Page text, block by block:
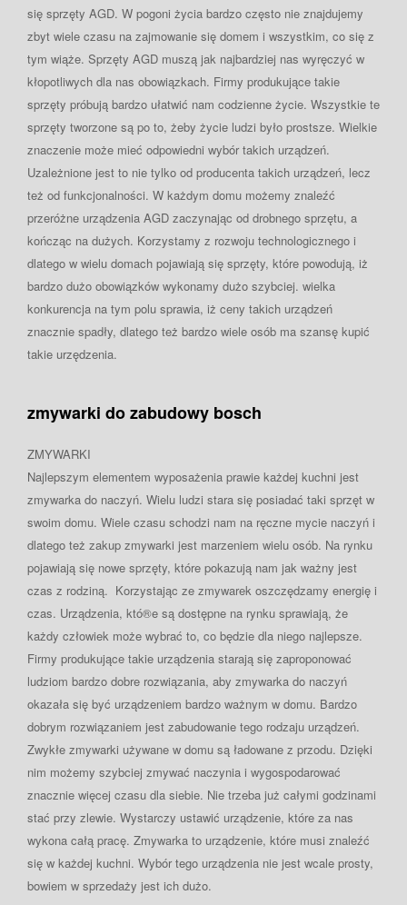
się sprzęty AGD. W pogoni życia bardzo często nie znajdujemy
zbyt wiele czasu na zajmowanie się domem i wszystkim, co się z
tym wiąże. Sprzęty AGD muszą jak najbardziej nas wyręczyć w
kłopotliwych dla nas obowiązkach. Firmy produkujące takie
sprzęty próbują bardzo ułatwić nam codzienne życie. Wszystkie te
sprzęty tworzone są po to, żeby życie ludzi było prostsze. Wielkie
znaczenie może mieć odpowiedni wybór takich urządzeń.
Uzależnione jest to nie tylko od producenta takich urządzeń, lecz
też od funkcjonalności. W każdym domu możemy znaleźć
przeróżne urządzenia AGD zaczynając od drobnego sprzętu, a
kończąc na dużych. Korzystamy z rozwoju technologicznego i
dlatego w wielu domach pojawiają się sprzęty, które powodują, iż
bardzo dużo obowiązków wykonamy dużo szybciej. wielka
konkurencja na tym polu sprawia, iż ceny takich urządzeń
znacznie spadły, dlatego też bardzo wiele osób ma szansę kupić
takie urzędzenia.
zmywarki do zabudowy bosch
ZMYWARKI
Najlepszym elementem wyposażenia prawie każdej kuchni jest
zmywarka do naczyń. Wielu ludzi stara się posiadać taki sprzęt w
swoim domu. Wiele czasu schodzi nam na ręczne mycie naczyń i
dlatego też zakup zmywarki jest marzeniem wielu osób. Na rynku
pojawiają się nowe sprzęty, które pokazują nam jak ważny jest
czas z rodziną. Korzystając ze zmywarek oszczędzamy energię i
czas. Urządzenia, któ®e są dostępne na rynku sprawiają, że
każdy człowiek może wybrać to, co będzie dla niego najlepsze.
Firmy produkujące takie urządzenia starają się zaproponować
ludziom bardzo dobre rozwiązania, aby zmywarka do naczyń
okazała się być urządzeniem bardzo ważnym w domu. Bardzo
dobrym rozwiązaniem jest zabudowanie tego rodzaju urządzeń.
Zwykłe zmywarki używane w domu są ładowane z przodu. Dzięki
nim możemy szybciej zmywać naczynia i wygospodarować
znacznie więcej czasu dla siebie. Nie trzeba już całymi godzinami
stać przy zlewie. Wystarczy ustawić urządzenie, które za nas
wykona całą pracę. Zmywarka to urządzenie, które musi znaleźć
się w każdej kuchni. Wybór tego urządzenia nie jest wcale prosty,
bowiem w sprzedaży jest ich dużo.